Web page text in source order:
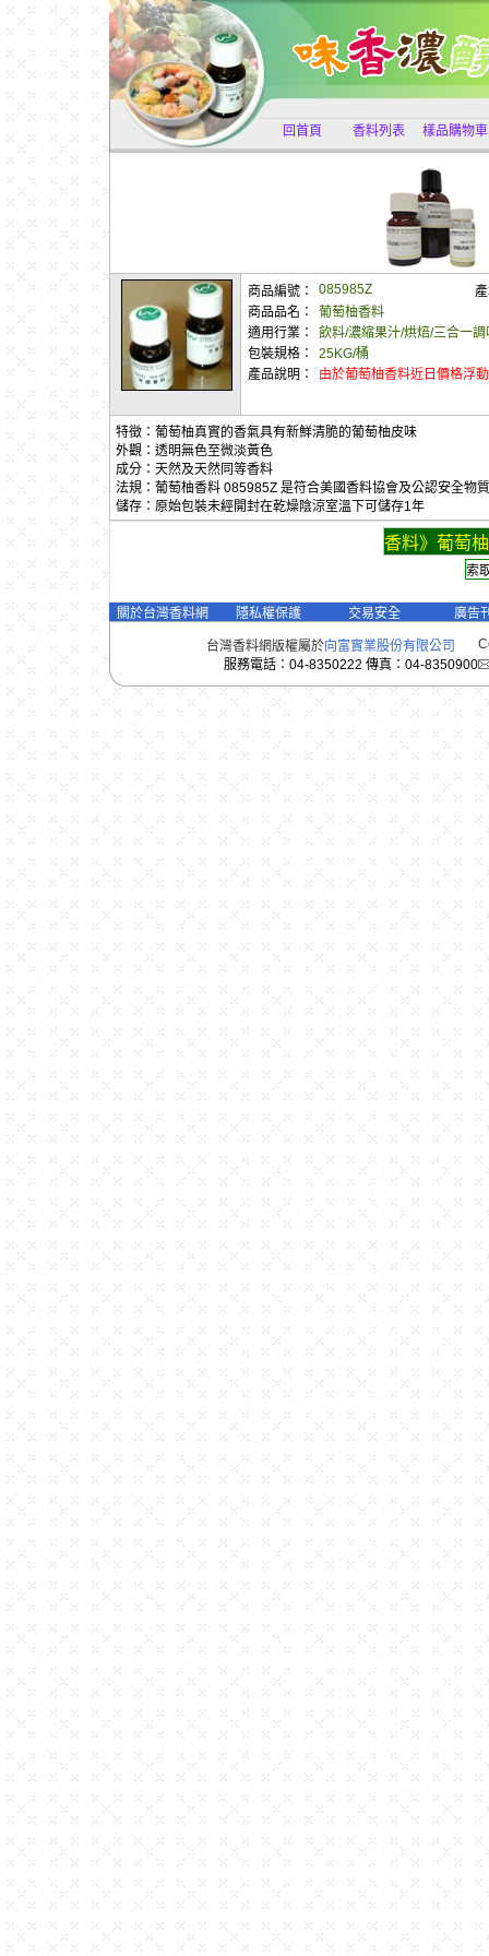
回首頁 香料列表 樣品購物車
商品編號： 085985Z
商品品名：
葡萄柚香料
適用行業：
飲料/濃縮果汁/烘焙/三合一
包裝規格：
25KG/桶
產品說明：
由於葡萄柚香料近日價格浮
特徵：葡萄柚真實的香氣具有新鮮清脆的葡萄柚皮味
外觀：透明無色至微淡黃色
成分：天然及天然同等香料
法規：葡萄柚香料 085985Z 是符合美國香料協會及公認安全物
儲存：原始包裝未經開封在乾燥陰涼室溫下可儲存1年
香料》葡萄
關於台灣香料網 隱私權保護 交易安全 廣告
台灣香料網版權屬於向富實業股份有限公司
服務電話：04-8350222 傳真：04-8350900